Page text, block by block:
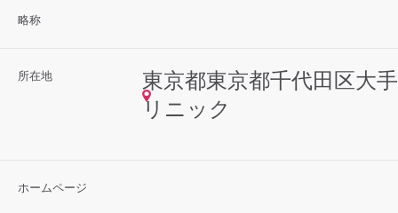
略称
所在地
東京都東京都千代田区大
リニック
ホームページ